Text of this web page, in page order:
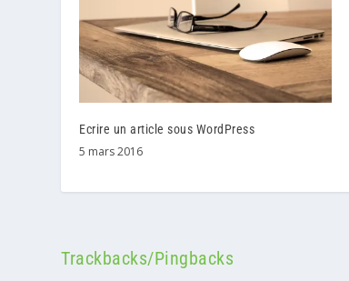
Ecrire un article sous WordPress
5 mars 2016
Trackbacks/Pingbacks